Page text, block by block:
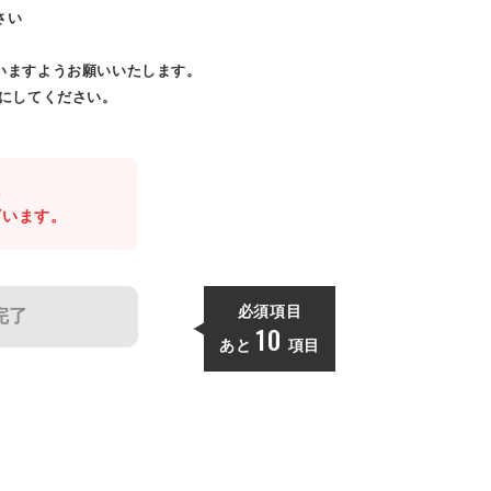
い
すようお願いいたします。
してください。
ます。
了 必須項目
あと 10 項目